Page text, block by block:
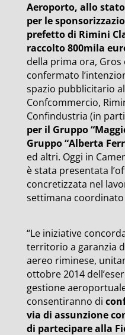
Aeroporto, allo
per le
prefetto di Rimini
raccolto 800mila
della prima ora, Gros
confermato
spazio pubblicitario
Confcommercio,
Confindustria (in
per il Gruppo
Gruppo “Alberta
ed altri. Oggi in
è stata presentata
concretizzata nel
settimana
“Le iniziative
territorio a garanzia
aereo riminese,
ottobre 2014
gestione
consentiranno di
via di assunzione
di partecipare alla